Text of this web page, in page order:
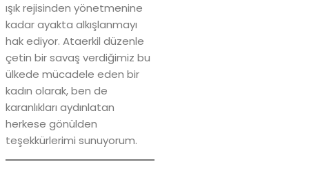
ışık rejisinden yönetmenine
kadar ayakta alkışlanmayı
hak ediyor. Ataerkil düzenle
çetin bir savaş verdiğimiz bu
ülkede mücadele eden bir
kadın olarak, ben de
karanlıkları aydınlatan
herkese gönülden
teşekkürlerimi sunuyorum.